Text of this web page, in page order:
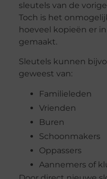
sleutels van de
Toch is het
hoeveel kopieën er
gemaakt.
Sleutels kunnen
geweest van:
Familieleden
Vrienden
Buren
Schoonmakers
Oppassers
Aannemers of